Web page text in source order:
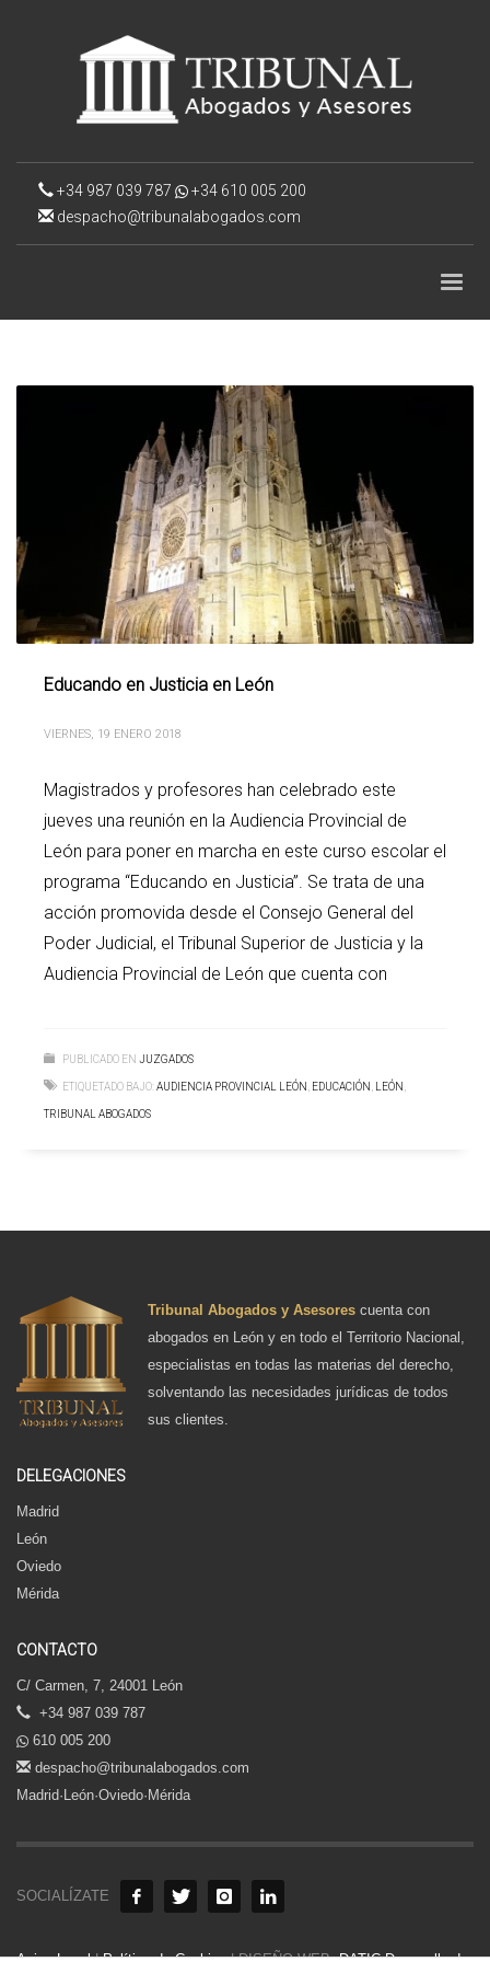
+34 987 039 787
+34 610 005 200
despacho@tribunalabogados.com
Educando en Justicia en León
VIERNES, 19 ENERO 2018
Magistrados y profesores han celebrado este
jueves una reunión en la Audiencia Provincial de
León para poner en marcha en este curso escolar el
programa “Educando en Justicia”. Se trata de una
acción promovida desde el Consejo General del
Poder Judicial, el Tribunal Superior de Justicia y la
Audiencia Provincial de León que cuenta con
PUBLICADO EN JUZGADOS
ETIQUETADO BAJO:AUDIENCIA PROVINCIAL LEÓN, EDUCACIÓN, LEÓN,
TRIBUNAL ABOGADOS
Tribunal Abogados y Asesores cuenta con
abogados en León y en todo el Territorio Nacional,
especialistas en todas las materias del derecho,
solventando las necesidades jurídicas de todos
sus clientes.
DELEGACIONES
Madrid
León
Oviedo
Mérida
CONTACTO
C/ Carmen, 7, 24001 León
+34 987 039 787
610 005 200
despacho@tribunalabogados.com
Madrid·León·Oviedo·Mérida
SOCIALÍZATE